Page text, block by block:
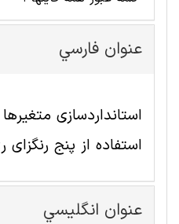
عنوان فارسي
استانداردسازی
استفاده از پنج
عنوان انگليسي